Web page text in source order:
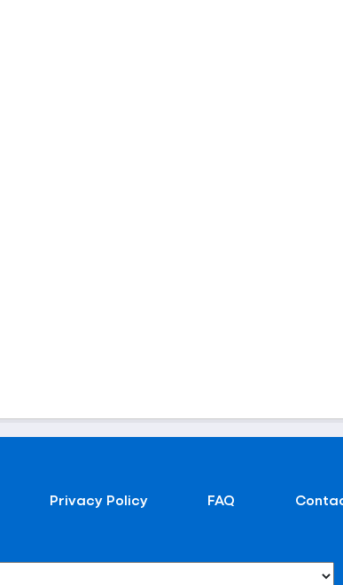
Privacy Policy FAQ